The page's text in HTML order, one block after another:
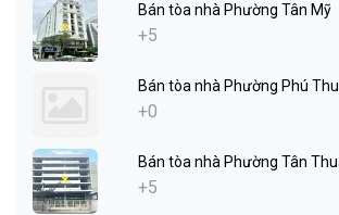
Bán tòa nhà Phường Tân Mỹ
+5
Bán tòa nhà Phường Phú
+0
Bán tòa nhà Phường Tân
+5